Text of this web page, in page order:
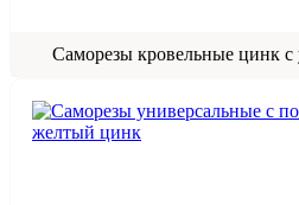
Саморезы кровельные цинк